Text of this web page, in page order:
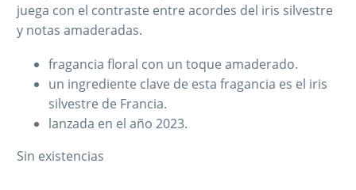
juega con el contraste entre acordes del iris silvestre
y notas amaderadas.
fragancia floral con un toque amaderado.
un ingrediente clave de esta fragancia es el iris
silvestre de Francia.
lanzada en el año 2023.
Sin existencias